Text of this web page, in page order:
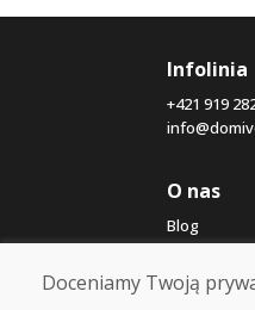
Infolinia
+421 919
O nas
Blog
O nas
Sklep
Kontakt
Doceniamy Twoją